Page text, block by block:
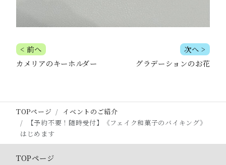
投
稿
ビ
ゲ
ー
< 前へ
カメリアのキーホルダー
次へ >
グラデーションのお花
TOPページ
イベントのご紹介
【予約不要！随時受付】《フェイク和菓子のバイキング》
はじめます
TOPページ